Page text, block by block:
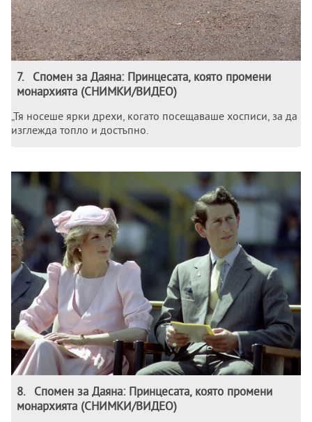
7.
Спомен за Даяна: Принцесата, която промени
монархията (СНИМКИ/ВИДЕО)
„Тя носеше ярки дрехи, когато посещаваше хосписи, за да
изглежда топло и достъпно.
8.
Спомен за Даяна: Принцесата, която промени
монархията (СНИМКИ/ВИДЕО)